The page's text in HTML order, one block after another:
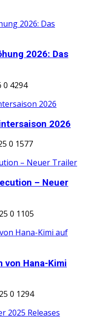
2026: Das
0 4294
2026
0 1577
– Neuer
0 1105
von Hana-Kimi
0 1294